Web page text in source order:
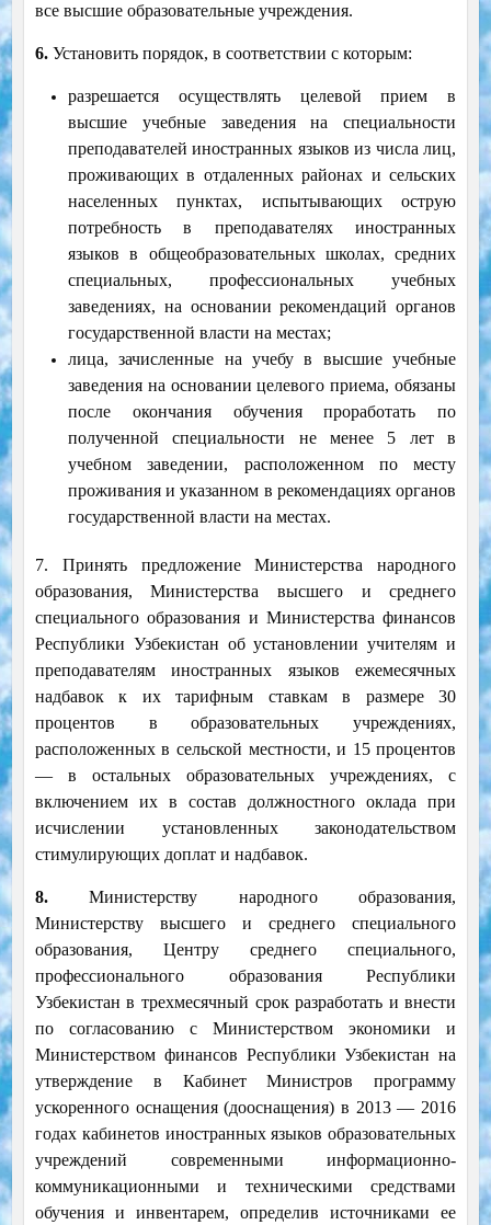
все высшие образовательные учреждения.
6.Установить порядок, в соответствии с которым:
разрешается осуществлять целевой прием в
высшие учебные заведения на специальности
преподавателей иностранных языков из числа лиц,
проживающих в отдаленных районах и сельских
населенных пунктах, испытывающих острую
потребность в преподавателях иностранных
языков в общеобразовательных школах, средних
специальных, профессиональных учебных
заведениях, на основании рекомендаций органов
государственной власти на местах;
лица, зачисленные на учебу в высшие учебные
заведения на основании целевого приема, обязаны
после окончания обучения проработать по
полученной специальности не менее 5 лет в
учебном заведении, расположенном по месту
проживания и указанном в рекомендациях органов
государственной власти на местах.
7. Принять предложение Министерства народного
образования, Министерства высшего и среднего
специального образования и Министерства финансов
Республики Узбекистан об установлении учителям и
преподавателям иностранных языков ежемесячных
надбавок к их тарифным ставкам в размере 30
процентов в образовательных учреждениях,
расположенных в сельской местности, и 15 процентов
— в остальных образовательных учреждениях, с
включением их в состав должностного оклада при
исчислении установленных законодательством
стимулирующих доплат и надбавок.
8.Министерству народного образования,
Министерству высшего и среднего специального
образования, Центру среднего специального,
профессионального образования Республики
Узбекистан в трехмесячный срок разработать и внести
по согласованию с Министерством экономики и
Министерством финансов Республики Узбекистан на
утверждение в Кабинет Министров программу
ускоренного оснащения (дооснащения) в 2013 — 2016
годах кабинетов иностранных языков образовательных
учреждений современными информационно-
коммуникационными и техническими средствами
обучения и инвентарем, определив источниками ее